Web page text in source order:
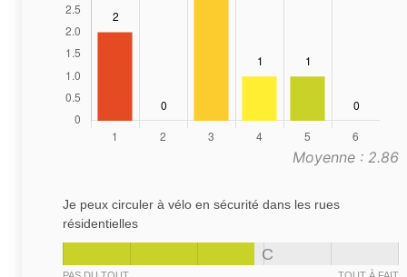
Moyenne : 2.86
Je peux circuler à vélo en sécurité dans les rues
résidentielles
C